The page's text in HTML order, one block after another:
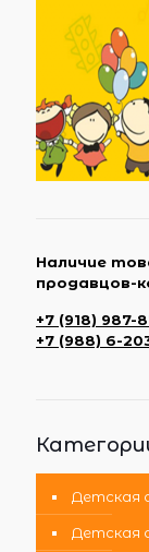
Наличие
продавцов-
+7 (918) 987-
+7 (988) 6-
Детская
Детская